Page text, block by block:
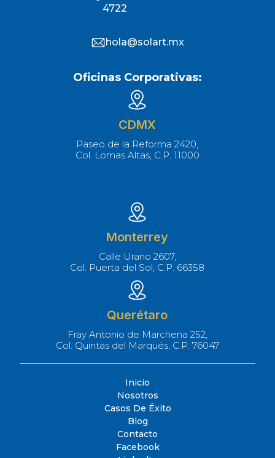
4722
hola@solart.mx
Oficinas Corporativas:
CDMX
Paseo de la Reforma 2420,
Col. Lomas Altas, C.P. 11000
Monterrey
Calle Urano 2607,
Col. Puerta del Sol, C.P. 66358
Querétaro
Fray Antonio de Marchena 252,
Col. Quintas del Marqués, C.P. 76047
Inicio
Nosotros
Casos De Éxito
Blog
Contacto
Facebook